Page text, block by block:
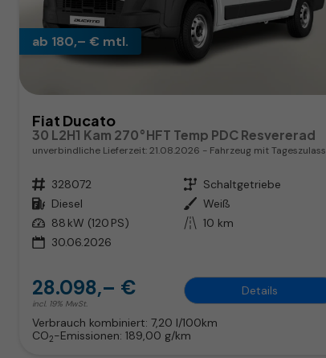
ab 180,– € mtl.
Fiat Ducato
30 L2H1 Kam 270°HFT Temp PDC Resvererad
unverbindliche Lieferzeit:21.08.2026 Fahrzeug mit Tageszulassung
Fahrzeugnr. 328072 Getriebe Schaltgetriebe
Kraftstoff Diesel Außenfarbe Weiß
Leistung 88 kW (120 PS) Kilometerstand 10 km
30.06.2026
28.098,– €
incl. 19% MwSt.
Details
Verbrauch kombiniert: 7,20 l/100km
CO2-Emissionen: 189,00 g/km